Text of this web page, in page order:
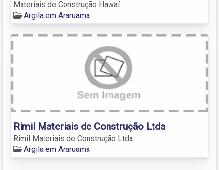
Materiais de Construção Hawaí
Argila em Araruama
Rimil Materiais de Construção Ltda
Rimil Materiais de Construção Ltda
Argila em Araruama